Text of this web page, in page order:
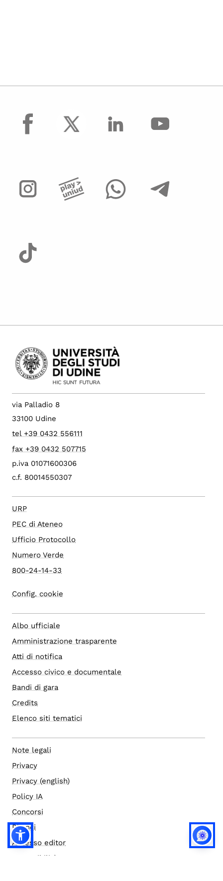
facebook
via Palladio 8
33100 Udine
tel +39 0432 556111
fax +39 0432 507715
p.iva 01071600306
c.f. 80014550307
URP
PEC di Ateneo
Ufficio Protocollo
Numero Verde
800-24-14-33
Config. cookie
Albo ufficiale
Amministrazione trasparente
Atti di notifica
Accesso civico e documentale
Bandi di gara
Credits
Elenco siti tematici
Note legali
Privacy
Privacy (english)
Policy IA
Concorsi
Bilanci
Accesso editor
Accessibilità